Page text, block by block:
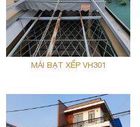
MÁI BẠT XẾP VH301